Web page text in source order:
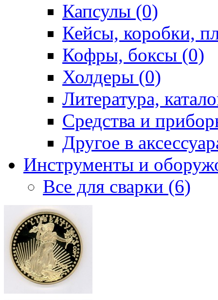
Капсулы (0)
Кейсы, коробки,
Кофры, боксы (0)
Холдеры (0)
Литература,
Средства и
Другое в
Инструменты и
Все для сварки (6)